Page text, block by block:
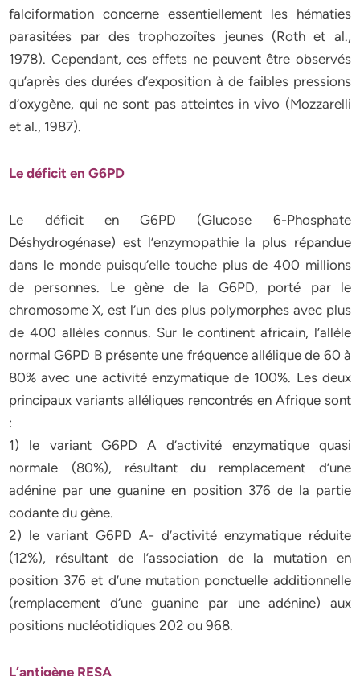
falciformation concerne essentiellement les hématies
parasitées par des trophozoïtes jeunes (Roth et al.,
1978). Cependant, ces effets ne peuvent être observés
qu’après des durées d’exposition à de faibles pressions
d’oxygène, qui ne sont pas atteintes in vivo (Mozzarelli
et al., 1987).
Le déficit en G6PD
Le déficit en G6PD (Glucose 6-Phosphate
Déshydrogénase) est l’enzymopathie la plus répandue
dans le monde puisqu’elle touche plus de 400 millions
de personnes. Le gène de la G6PD, porté par le
chromosome X, est l’un des plus polymorphes avec plus
de 400 allèles connus. Sur le continent africain, l’allèle
normal G6PD B présente une fréquence allélique de 60 à
80% avec une activité enzymatique de 100%. Les deux
principaux variants alléliques rencontrés en Afrique sont
:
1) le variant G6PD A d’activité enzymatique quasi
normale (80%), résultant du remplacement d’une
adénine par une guanine en position 376 de la partie
codante du gène.
2) le variant G6PD A- d’activité enzymatique réduite
(12%), résultant de l’association de la mutation en
position 376 et d’une mutation ponctuelle additionnelle
(remplacement d’une guanine par une adénine) aux
positions nucléotidiques 202 ou 968.
L’antigène RESA